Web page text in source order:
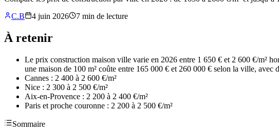
C.B
4 juin 2026 7 min de lecture
À retenir
Le prix construction maison ville varie en 2026 entre 1 650 € et 2 600 €/m²
une maison de 100 m² coûte entre 165 000 € et 260 000 € selon la ville,
Cannes : 2 400 à 2 600 €/m²
Nice : 2 300 à 2 500 €/m²
Aix-en-Provence : 2 200 à 2 400 €/m²
Paris et proche couronne : 2 200 à 2 500 €/m²
Sommaire